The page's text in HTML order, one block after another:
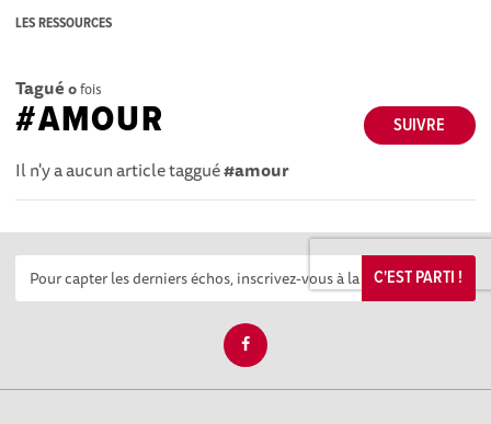
LES RESSOURCES
Tagué 0fois
SUIVRE
#AMOUR
Il n'y a aucun article taggué#amour
C'EST PARTI !